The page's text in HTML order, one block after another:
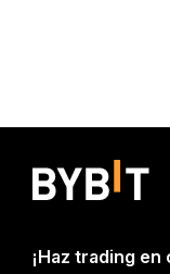
¡Haz trading